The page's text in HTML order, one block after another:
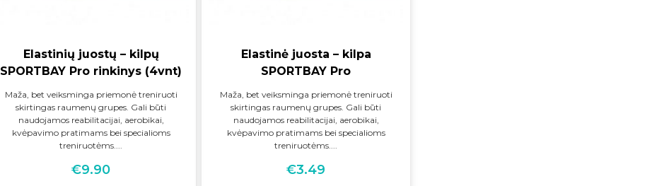
Elastinių juostų – kilpų
SPORTBAY Pro rinkinys (4vnt)
Maža, bet veiksminga priemonė treniruoti
skirtingas raumenų grupes. Gali būti
naudojamos reabilitacijai, aerobikai,
kvėpavimo pratimams bei specialioms
treniruotėms....
€9.90
Elastinė juosta – kilpa
SPORTBAY Pro
Maža, bet veiksminga priemonė treniruoti
skirtingas raumenų grupes. Gali būti
naudojamos reabilitacijai, aerobikai,
kvėpavimo pratimams bei specialioms
treniruotėms....
€3.49